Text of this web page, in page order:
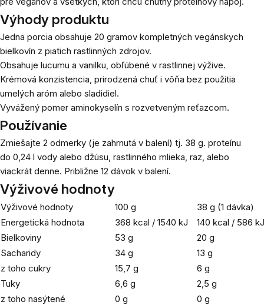
Výhody produktu
Jedna porcia obsahuje 20 gramov kompletných vegánskych
bielkovín z piatich rastlinných zdrojov.
Obsahuje lucumu a vanilku, obľúbené v rastlinnej výžive.
Krémová konzistencia, prirodzená chuť i vôňa bez použitia
umelých aróm alebo sladidiel.
Vyvážený pomer aminokyselín s rozvetveným reťazcom.
Používanie
Zmiešajte 2 odmerky (je zahrnutá v balení) tj. 38 g. proteínu
do 0,24 l vody alebo džúsu, rastlinného mlieka, raz, alebo
viackrát denne. Približne 12 dávok v balení.
Výživové hodnoty
Výživové hodnoty 100 g
38 g (1 dávka)
Energetická hodnota
368 kcal / 1540 kJ
140 kcal / 586 kJ
Bielkoviny
53 g
20 g
Sacharidy
34 g
13 g
z toho cukry
15,7 g
6 g
Tuky
6,6 g
2,5 g
z toho nasýtené
0 g
0 g